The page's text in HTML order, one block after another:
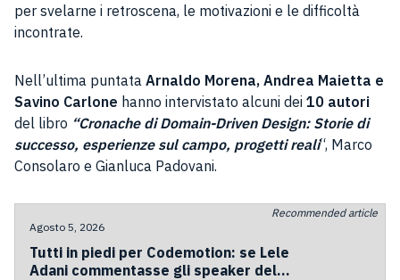
per svelarne i retroscena, le motivazioni e le difficoltà
incontrate.
Nell’ultima puntata Arnaldo Morena, Andrea Maietta e
Savino Carlone hanno intervistato alcuni dei 10 autori
del libro “Cronache di Domain-Driven Design: Storie di
successo, esperienze sul campo, progetti reali“, Marco
Consolaro e Gianluca Padovani.
Recommended article
Agosto 5, 2026
Tutti in piedi per Codemotion: se Lele
Adani commentasse gli speaker del